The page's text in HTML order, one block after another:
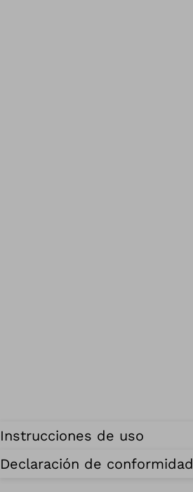
Instrucciones de uso
Declaración de conformidad